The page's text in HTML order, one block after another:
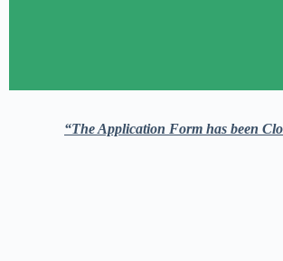
“The Application Form has been